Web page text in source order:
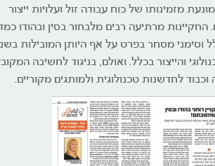
מזמינותו של כוח עבודה זול ועלויות ייצור
מרתיעה רבים מלבחור בסין ובהודו
וסימני מסחר בפרט על אף היותן המובילות
והייצור בכלל. ואולם, בניגוד לחשיבה
לחדשנות טכנולוגית ולמותגים מקוריים.